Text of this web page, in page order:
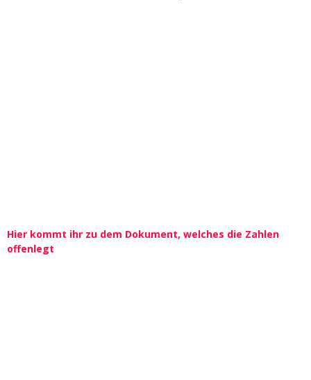
Hier kommt ihr zu dem Dokument, welches die Zahlen
offenlegt